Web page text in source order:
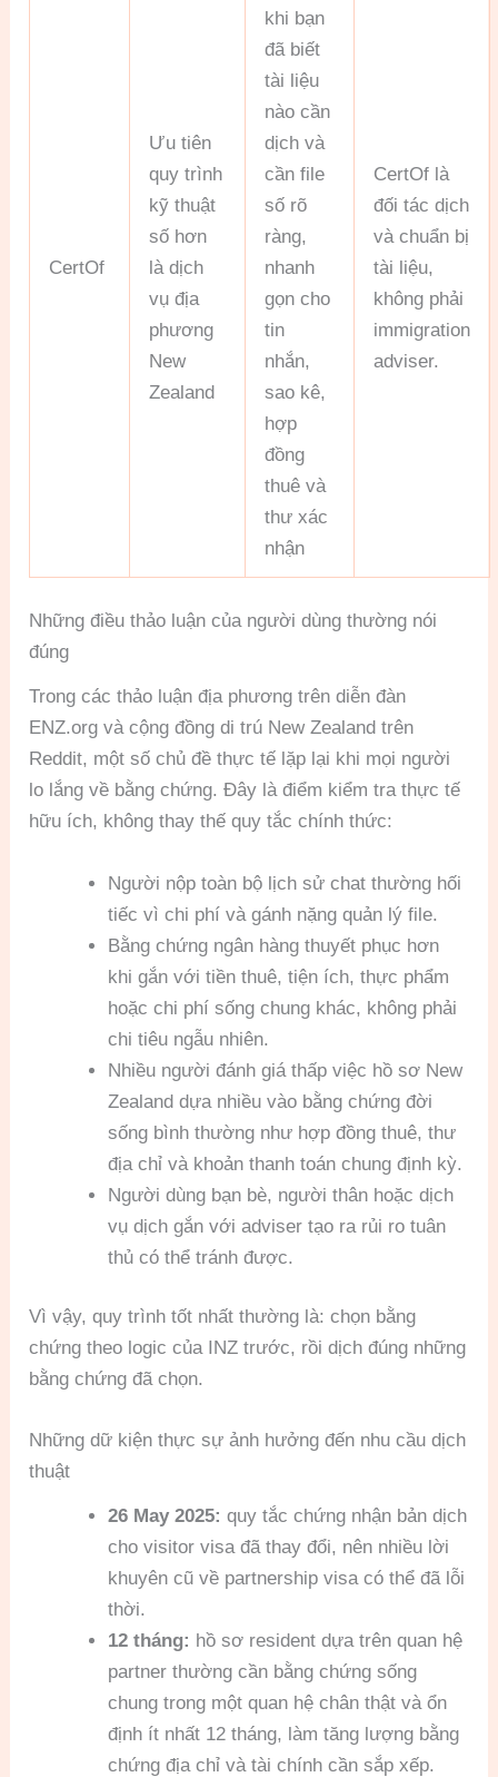
CertOf
Ưu tiên
quy trình
kỹ thuật
số hơn
là dịch
vụ địa
phương
New
Zealand
khi bạn
đã biết
tài liệu
nào cần
dịch và
cần file
số rõ
ràng,
nhanh
gọn cho
tin
nhắn,
sao kê,
hợp
đồng
thuê và
thư xác
nhận
CertOf là
đối tác dịch
và chuẩn bị
tài liệu,
không phải
immigration
adviser.
Những điều thảo luận của người dùng thường nói
đúng
Trong các thảo luận địa phương trên diễn đàn
ENZ.org và cộng đồng di trú New Zealand trên
Reddit, một số chủ đề thực tế lặp lại khi mọi người
lo lắng về bằng chứng. Đây là điểm kiểm tra thực tế
hữu ích, không thay thế quy tắc chính thức:
Người nộp toàn bộ lịch sử chat thường hối
tiếc vì chi phí và gánh nặng quản lý file.
Bằng chứng ngân hàng thuyết phục hơn
khi gắn với tiền thuê, tiện ích, thực phẩm
hoặc chi phí sống chung khác, không phải
chi tiêu ngẫu nhiên.
Nhiều người đánh giá thấp việc hồ sơ New
Zealand dựa nhiều vào bằng chứng đời
sống bình thường như hợp đồng thuê, thư
địa chỉ và khoản thanh toán chung định kỳ.
Người dùng bạn bè, người thân hoặc dịch
vụ dịch gắn với adviser tạo ra rủi ro tuân
thủ có thể tránh được.
Vì vậy, quy trình tốt nhất thường là: chọn bằng
chứng theo logic của INZ trước, rồi dịch đúng những
bằng chứng đã chọn.
Những dữ kiện thực sự ảnh hưởng đến nhu cầu dịch
thuật
26 May 2025: quy tắc chứng nhận bản dịch
cho visitor visa đã thay đổi, nên nhiều lời
khuyên cũ về partnership visa có thể đã lỗi
thời.
12 tháng: hồ sơ resident dựa trên quan hệ
partner thường cần bằng chứng sống
chung trong một quan hệ chân thật và ổn
định ít nhất 12 tháng, làm tăng lượng bằng
chứng địa chỉ và tài chính cần sắp xếp.